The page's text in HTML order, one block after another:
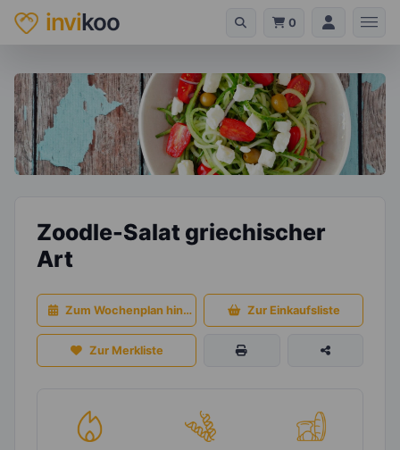
invikoo 0
Zoodle-Salat griechischer
Art
Zum Wochenplan hinzufügen Zur Einkaufsliste
Zur Merkliste